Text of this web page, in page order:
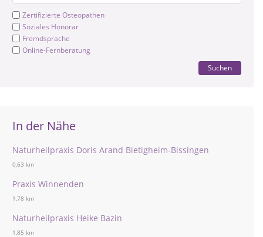
Zertifizierte Osteopathen
Soziales Honorar
Fremdsprache
Online-Fernberatung
Suchen
In der Nähe
Naturheilpraxis Doris Arand Bietigheim-Bissingen
0,63 km
Praxis Winnenden
1,78 km
Naturheilpraxis Heike Bazin
1,85 km